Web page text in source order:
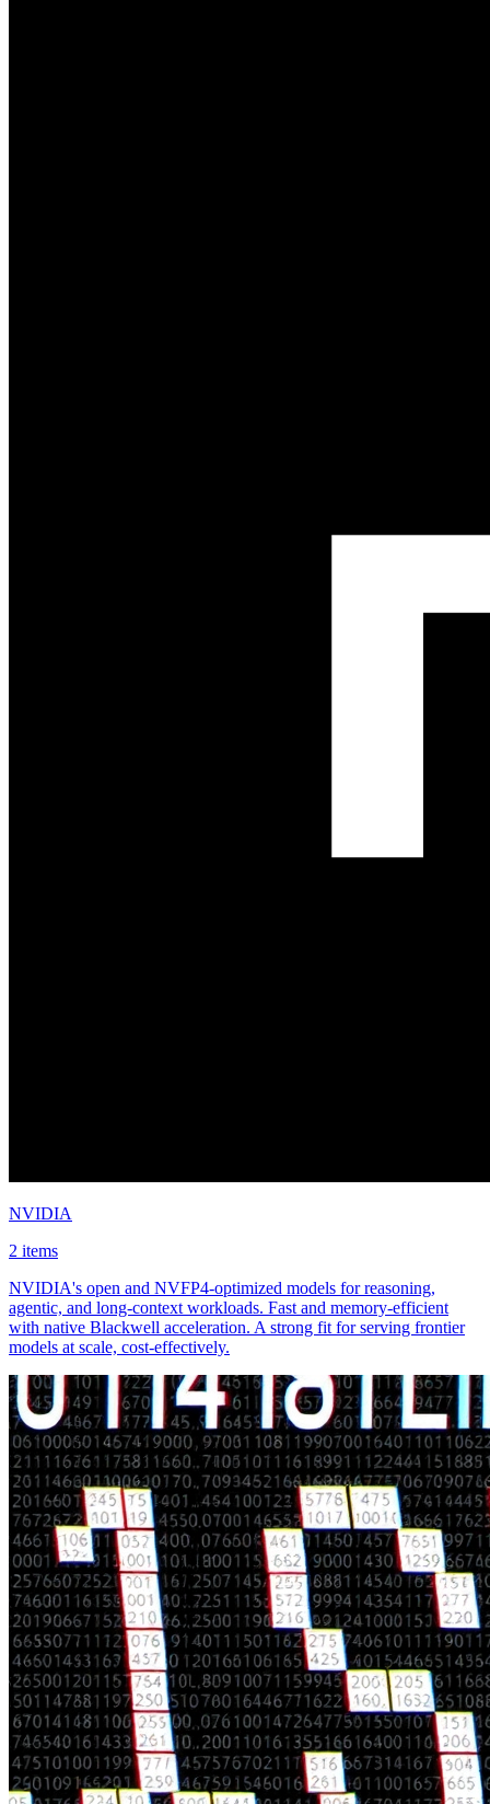
NVIDIA
2 items
NVIDIA's open and NVFP4-optimized models for reasoning,
agentic, and long-context workloads. Fast and memory-efficient
with native Blackwell acceleration. A strong fit for serving frontier
models at scale, cost-effectively.